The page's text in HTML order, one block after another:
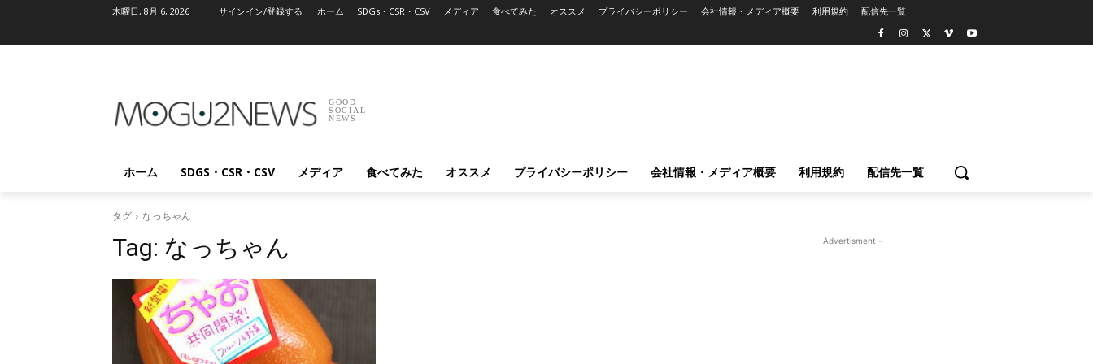
木曜日, 8月 6, 2026 サインイン/登録する ホーム SDGs・CSR・CSV メディア 食べてみた オススメ プライバシーポリシー 会社情報・メディア概要 利用規約 配信先一覧
GOOD
SOCIAL
NEWS
ホーム SDGS・CSR・CSV メディア 食べてみた オススメ プライバシーポリシー 会社情報・メディア概要 利用規約 配信先一覧
タグ なっちゃん
Tag: なっちゃん - Advertisment -